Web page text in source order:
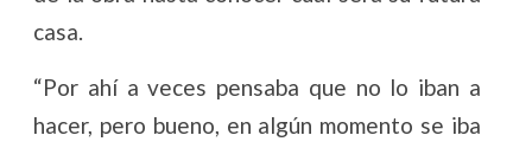
casa.
“Por ahí a veces pensaba que no lo iban a
hacer, pero bueno, en algún momento se iba